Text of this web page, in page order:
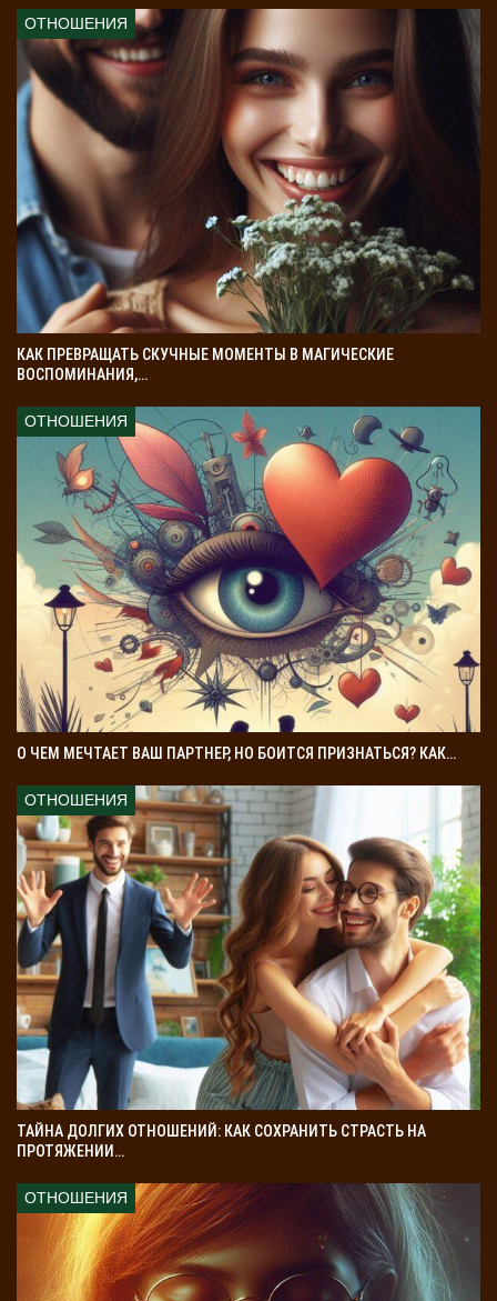
ОТНОШЕНИЯ
КАК ПРЕВРАЩАТЬ СКУЧНЫЕ МОМЕНТЫ В МАГИЧЕСКИЕ
ВОСПОМИНАНИЯ,…
ОТНОШЕНИЯ
О ЧЕМ МЕЧТАЕТ ВАШ ПАРТНЕР, НО БОИТСЯ ПРИЗНАТЬСЯ? КАК…
ОТНОШЕНИЯ
ТАЙНА ДОЛГИХ ОТНОШЕНИЙ: КАК СОХРАНИТЬ СТРАСТЬ НА
ПРОТЯЖЕНИИ…
ОТНОШЕНИЯ